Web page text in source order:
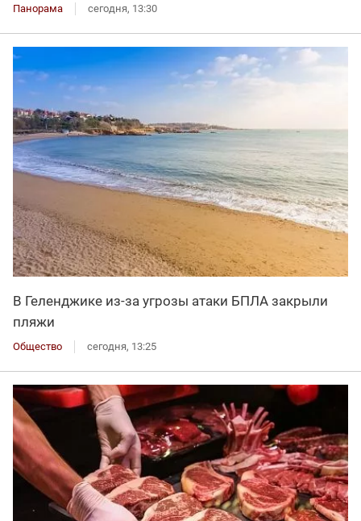
Панорама сегодня, 13:30
В Геленджике из-за угрозы атаки БПЛА закрыли
пляжи
Общество сегодня, 13:25